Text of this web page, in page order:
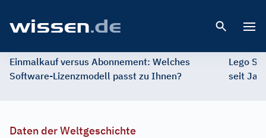
Einmalkauf versus Abonnement: Welches
Software-Lizenzmodell passt zu Ihnen?
Lego
seit
Daten der Weltgeschichte